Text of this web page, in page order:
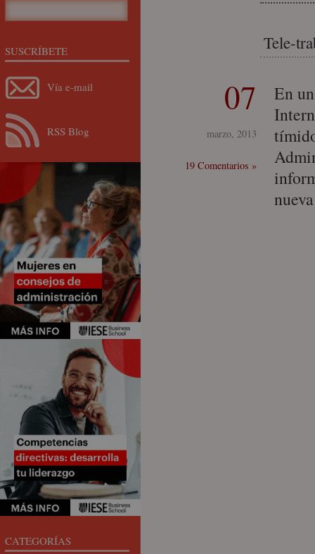
Tele-
07
marzo, 2013
19 Comentarios »
En
SUSCRÍBETE
Vía e-mail
RSS Blog
CATEGORÍAS